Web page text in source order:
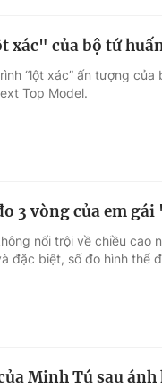
của bộ tứ
“lột xác” ấn tượng
Top Model.
3 vòng của em
nổi trội về chiều cao
đặc biệt, số đo hình thể
Minh Tú sau ánh